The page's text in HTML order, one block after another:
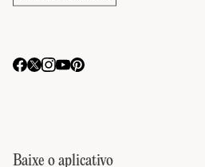
Baixe o aplicativo